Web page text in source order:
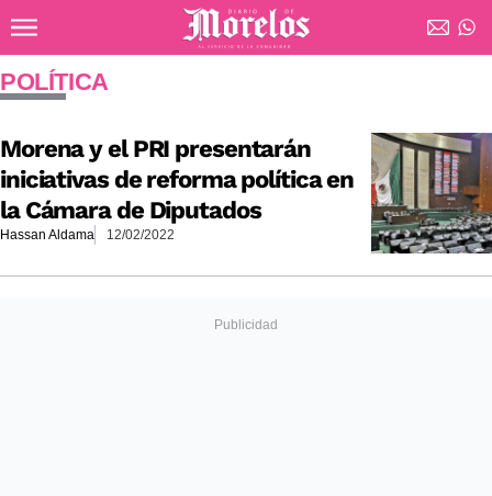
Diario de Morelos
POLÍTICA
Morena y el PRI presentarán
iniciativas de reforma política en
la Cámara de Diputados
Hassan Aldama 12/02/2022